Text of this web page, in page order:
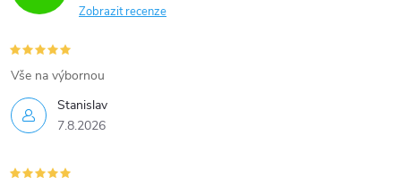
Zobrazit recenze
Stanislav
7.8.2026
Vše na výbornou